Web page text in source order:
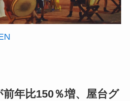
年比150％増、屋台グ